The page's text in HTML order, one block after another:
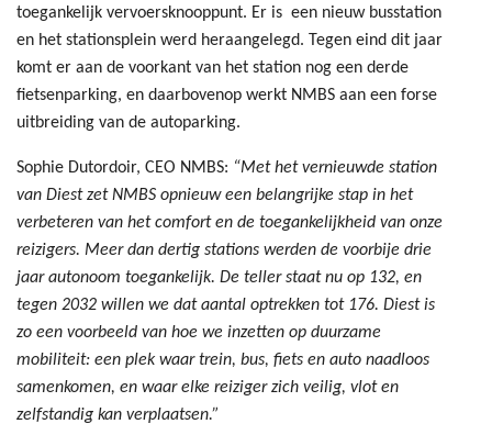
toegankelijk vervoersknooppunt. Er is een nieuw busstation
en het stationsplein werd heraangelegd. Tegen eind dit jaar
komt er aan de voorkant van het station nog een derde
fietsenparking, en daarbovenop werkt NMBS aan een forse
uitbreiding van de autoparking.
Sophie Dutordoir, CEO NMBS: “Met het vernieuwde station
van Diest zet NMBS opnieuw een belangrijke stap in het
verbeteren van het comfort en de toegankelijkheid van onze
reizigers. Meer dan dertig stations werden de voorbije drie
jaar autonoom toegankelijk. De teller staat nu op 132, en
tegen 2032 willen we dat aantal optrekken tot 176. Diest is
zo een voorbeeld van hoe we inzetten op duurzame
mobiliteit: een plek waar trein, bus, fiets en auto naadloos
samenkomen, en waar elke reiziger zich veilig, vlot en
zelfstandig kan verplaatsen.”